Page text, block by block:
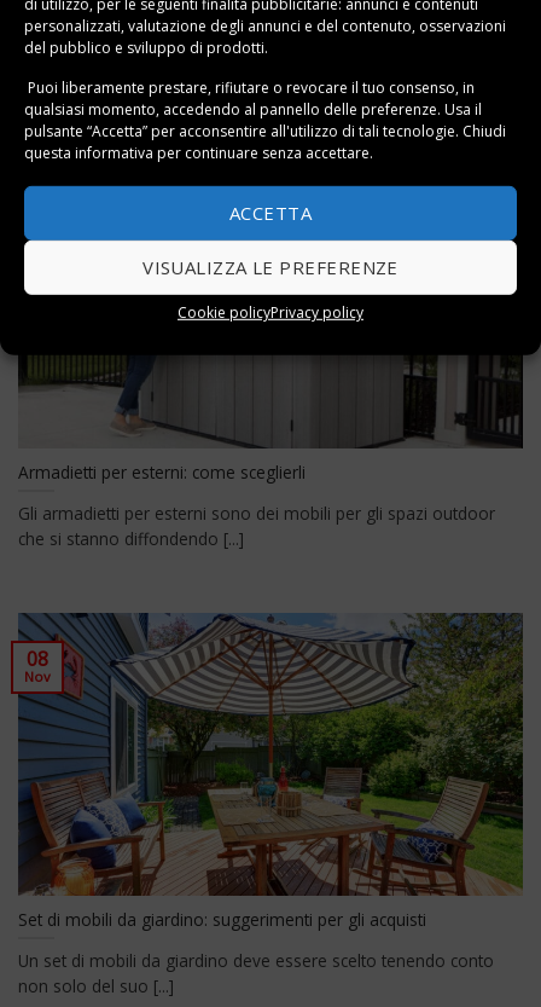
personalizzati, valutazione degli annunci e del contenuto, osservazioni
del pubblico e sviluppo di prodotti.
Puoi liberamente prestare, rifiutare o revocare il tuo consenso, in
qualsiasi momento, accedendo al pannello delle preferenze. Usa il
pulsante “Accetta” per acconsentire all'utilizzo di tali tecnologie. Chiudi
questa informativa per continuare senza accettare.
ACCETTA
VISUALIZZA LE PREFERENZE
Cookie policyPrivacy policy
Come arredare un terrazzo: 15 consigli
per chi ama [...]
Armadietti per esterni: come sceglierli
Gli armadietti per esterni sono dei mobili per gli spazi outdoor
che si stanno diffondendo [...]
Set di mobili da giardino: suggerimenti per gli acquisti
Un set di mobili da giardino deve essere scelto tenendo conto
non solo del suo [...]
08
Nov